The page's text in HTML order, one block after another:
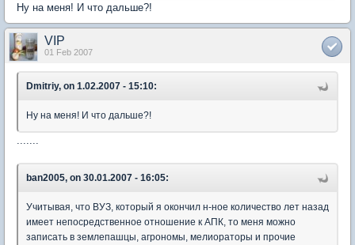
Ну на меня! И что дальше?!
VIP
01 Feb 2007
Dmitriy, on 1.02.2007 - 15:10:
Ну на меня! И что дальше?!
ban2005, on 30.01.2007 - 16:05:
Учитывая, что ВУЗ, который я окончил н-ное количество лет назад
имеет непосредственное отношение к АПК, то меня можно
записать в землепашцы, агрономы, мелиораторы и прочие